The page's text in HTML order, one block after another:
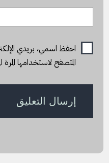
احفظ اسمي، بريدي
المتصفح لاستخدامها المرة